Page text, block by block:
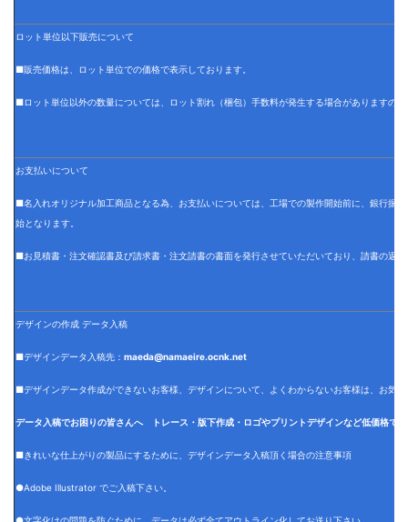
ロット単位以下販売について
■販売価格は、ロット単位での価格で表示しております。
■ロット単位以外の数量については、ロット割れ（梱包）手数料が発生する場合がありますの
お支払いについて
■名入れオリジナル加工商品となる為、お支払いについては、工場での製作開始前に、銀行振
始となります。
■お見積書・注文確認書及び請求書・注文請書の書面を発行させていただいており、請書の返
デザインの作成 データ入稿
■デザインデータ入稿先： maeda@namaeire.ocnk.net
■デザインデータ作成ができないお客様、デザインについて、よくわからないお客様は、お気
データ入稿でお困りの皆さんへ トレース・版下作成・ロゴやプリントデザインなど低価格で
■きれいな仕上がりの製品にするために、デザインデータ入稿頂く場合の注意事項
●Adobe Illustrator でご入稿下さい。